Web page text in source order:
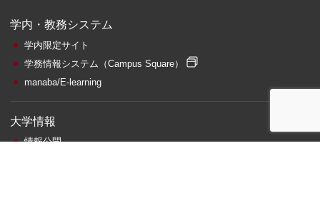
学内・教務システム
学内限定サイト
学務情報システム （Campus Square）
manaba/E-learning
大学情報
情報公開